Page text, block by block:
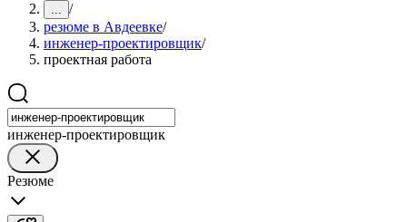
... /
резюме в Авдеевке/
инженер-проектировщик/
проектная работа
инженер-проектировщик
Резюме